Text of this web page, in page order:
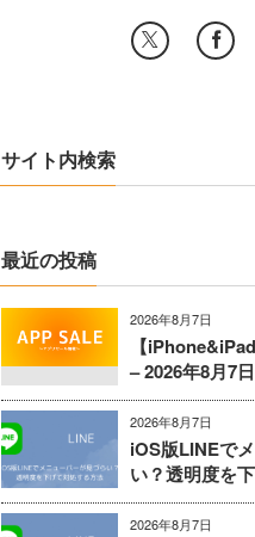
サイト内検索
最近の投稿
2026年8月7日
【
– 2026年8月7
2026年8月7日
iOS版LINEで
い？透明度を
2026年8月7日